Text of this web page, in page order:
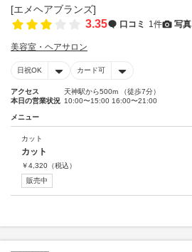
3.35 口コミ 1件 写真
美容室・ヘアサロン
日祝OK カード可
アクセス
天神駅から500m （徒歩7分）
本日の営業状況 10:00〜15:00 16:00〜21:00
メニュー
カット
カット
￥4,320 （税込）
販売中